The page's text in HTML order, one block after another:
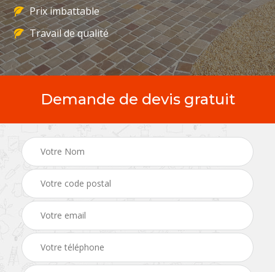
Prix imbattable
Travail de qualité
Demande de devis gratuit